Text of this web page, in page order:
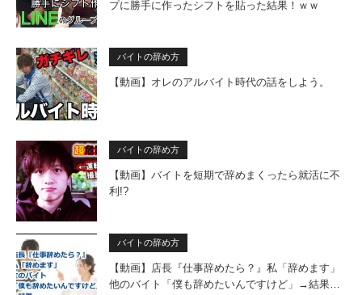
プに勝手に作ったシフトを貼った結果！ｗｗ
バイトの辞め方
【動画】オレのアルバイト時代の話をしよう。
バイトの辞め方
【動画】バイトを短期で辞めまくったら就活に不
利!?
バイトの辞め方
【動画】店長『仕事辞めたら？』私「辞めます」
他のバイト「僕も辞めたいんですけど」→結果…